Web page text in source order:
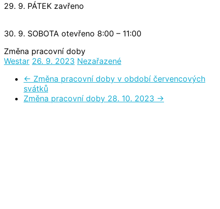
29. 9. PÁTEK zavřeno
30. 9. SOBOTA otevřeno 8:00 – 11:00
Změna pracovní doby
Westar 26. 9. 2023 Nezařazené
← Změna pracovní doby v období červencových
svátků
Změna pracovní doby 28. 10. 2023 →